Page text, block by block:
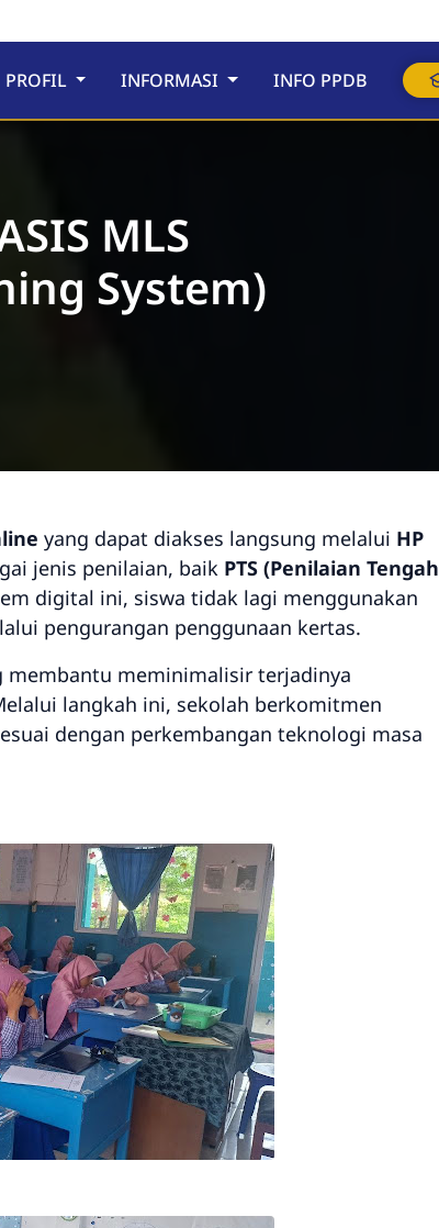
PROFIL INFORMASI INFO PPDB
MLS
System)
yang dapat diakses langsung melalui HP
jenis penilaian, baik PTS (Penilaian Tengah
digital ini, siswa tidak lagi menggunakan
pengurangan penggunaan kertas.
membantu meminimalisir terjadinya
langkah ini, sekolah berkomitmen
dengan perkembangan teknologi masa